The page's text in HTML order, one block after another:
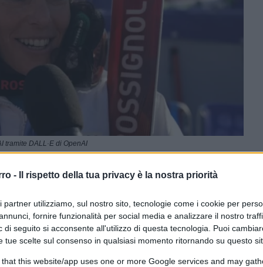
- Il rispetto della tua privacy è la nostra priorità
partner utilizziamo, sul nostro sito, tecnologie come i cookie per
fornire funzionalità per social media e analizzare il nostro
di seguito si acconsente all'utilizzo di questa tecnologia. Puoi
tue scelte sul consenso in qualsiasi momento ritornando su questo
that this website/app uses one or more Google services and may
tramite DALL·E di OpenAI
su Google
0:00/--:--
Brignone,che vale più delle medaglie. È